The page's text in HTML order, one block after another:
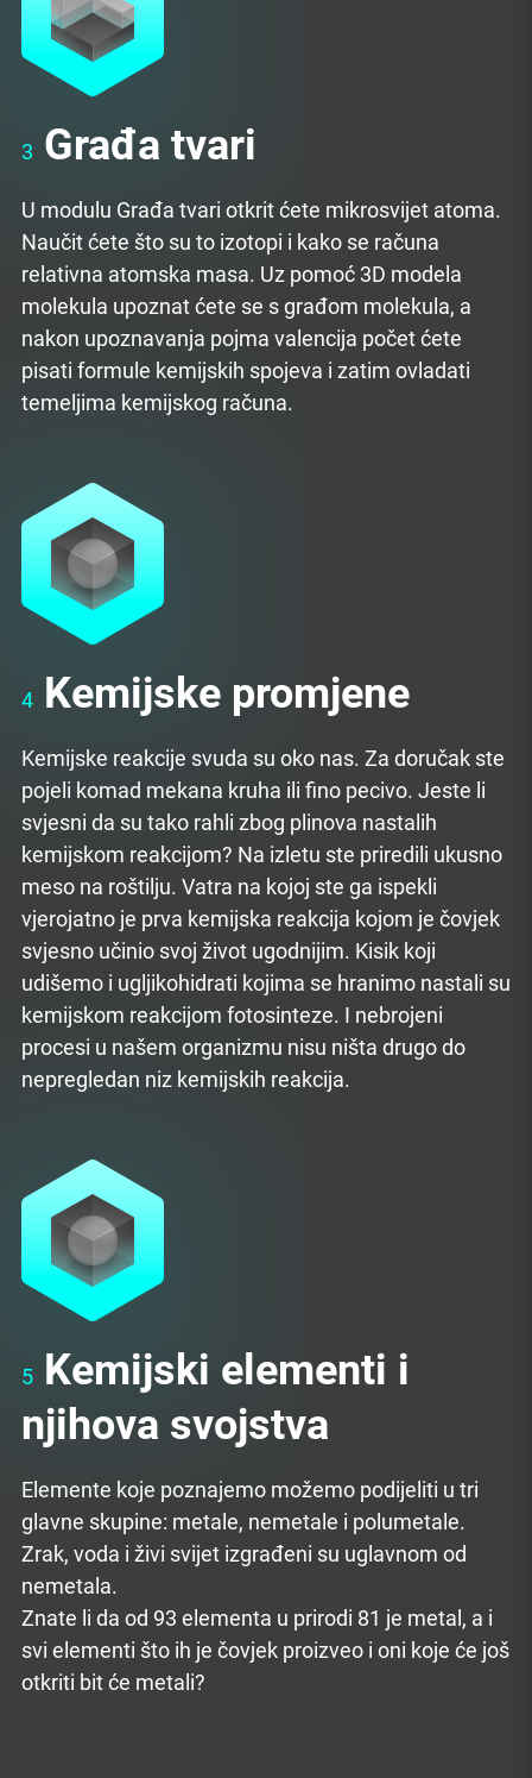
3 Građa tvari
U modulu Građa tvari otkrit ćete mikrosvijet atoma.
Naučit ćete što su to izotopi i kako se računa
relativna atomska masa. Uz pomoć 3D modela
molekula upoznat ćete se s građom molekula, a
nakon upoznavanja pojma valencija počet ćete
pisati formule kemijskih spojeva i zatim ovladati
temeljima kemijskog računa.
4 Kemijske promjene
Kemijske reakcije svuda su oko nas. Za doručak ste
pojeli komad mekana kruha ili fino pecivo. Jeste li
svjesni da su tako rahli zbog plinova nastalih
kemijskom reakcijom? Na izletu ste priredili ukusno
meso na roštilju. Vatra na kojoj ste ga ispekli
vjerojatno je prva kemijska reakcija kojom je čovjek
svjesno učinio svoj život ugodnijim. Kisik koji
udišemo i ugljikohidrati kojima se hranimo nastali su
kemijskom reakcijom fotosinteze. I nebrojeni
procesi u našem organizmu nisu ništa drugo do
nepregledan niz kemijskih reakcija.
5 Kemijski elementi i
njihova svojstva
Elemente koje poznajemo možemo podijeliti u tri
glavne skupine: metale, nemetale i polumetale.
Zrak, voda i živi svijet izgrađeni su uglavnom od
nemetala.
Znate li da od 93 elementa u prirodi 81 je metal, a i
svi elementi što ih je čovjek proizveo i oni koje će još
otkriti bit će metali?